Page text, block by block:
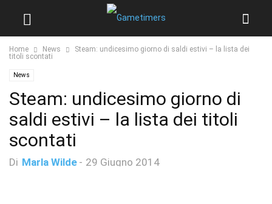
Home News
Steam: undicesimo giorno di saldi estivi – la lista dei
titoli scontati
News
Steam: undicesimo giorno di
saldi estivi – la lista dei titoli
scontati
Di Marla Wilde - 29 Giugno 2014